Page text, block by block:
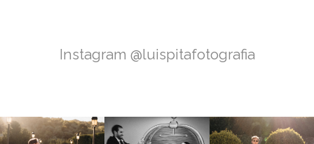
Instagram @luispitafotografia